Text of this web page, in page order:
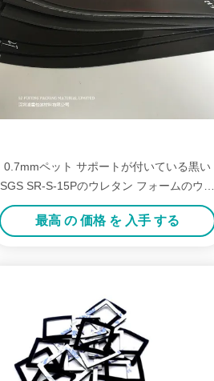
0.7mmペット サポートが付いている黒い
SGS SR-S-15Pのウレタン フォームのウレ
タン フォーム
最高 の 価格 を 入手 する